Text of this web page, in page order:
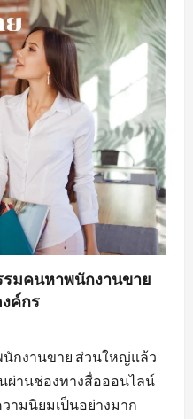
อ
มคนหาพนักงานขาย
ค์กร
กงานขาย ส่วนใหญ่แล้ว
ผ่านช่องทางสื่อออนไลน์
ามนิยมเป็นอย่างมาก